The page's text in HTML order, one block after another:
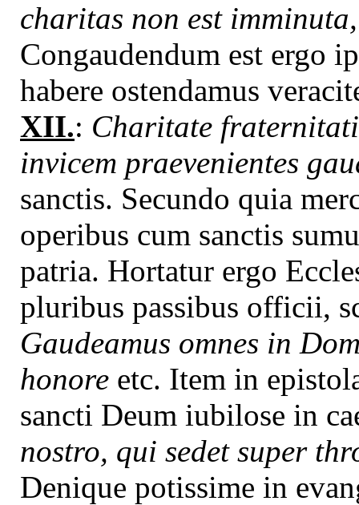
charitas non est
Congaudendum est ergo
habere ostendamus
XII.: Charitate
invicem praevenientes
sanctis. Secundo quia
operibus cum sanctis
patria. Hortatur ergo
pluribus passibus officii,
Gaudeamus omnes in
honore etc. Item in
sancti Deum iubilose in
nostro, qui sedet super
Denique potissime in